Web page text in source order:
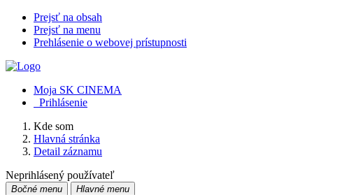
Prejsť na obsah
Prejsť na menu
Prehlásenie o webovej prístupnosti
Moja SK CINEMA
Prihlásenie
Kde som
Hlavná stránka
Detail záznamu
Neprihlásený používateľ
Bočné menu Hlavné menu